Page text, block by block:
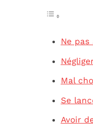
Ne
Mal
Se
Avoir